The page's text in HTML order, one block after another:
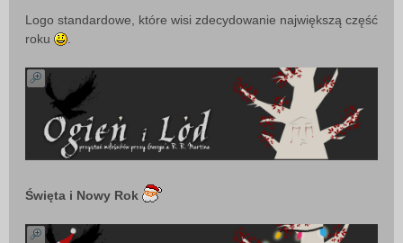
Logo standardowe, które wisi zdecydowanie największą część
roku
Święta i Nowy Rok